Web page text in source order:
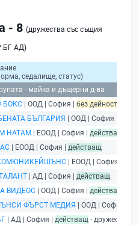
- 8 (дружества със същия
АД)
седалище, статус)
- майка и дъщерни д-ва
БОКС | ООД | София | без дейност -
БЪЛГАРИЯ | ООД | София |
НАТАМ | ЕООД | София | действащ
| ЕООД | София | действащ
| ЕООД | София |
| АД | София | действащ
ВИДЕОС | ООД | София | действащ
ФЪРСТ МЕДИЯ | ООД | София |
| АД | София | действащ - дружество